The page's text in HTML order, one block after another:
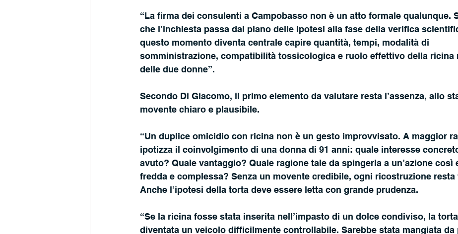
“La firma dei consulenti a Campobasso non è un atto formale qualunque.
che l’inchiesta passa dal piano delle ipotesi alla fase della verifica
questo momento diventa centrale capire quantità, tempi, modalità di
somministrazione, compatibilità tossicologica e ruolo effettivo della ricina
delle due donne”.
Secondo Di Giacomo, il primo elemento da valutare resta l’assenza, allo
movente chiaro e plausibile.
“Un duplice omicidio con ricina non è un gesto improvvisato. A maggior
ipotizza il coinvolgimento di una donna di 91 anni: quale interesse
avuto? Quale vantaggio? Quale ragione tale da spingerla a un’azione così
fredda e complessa? Senza un movente credibile, ogni ricostruzione resta
Anche l’ipotesi della torta deve essere letta con grande prudenza.
“Se la ricina fosse stata inserita nell’impasto di un dolce condiviso, la
diventata un veicolo difficilmente controllabile. Sarebbe stata mangiata da